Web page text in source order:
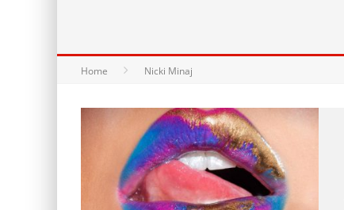
Home Nicki Minaj